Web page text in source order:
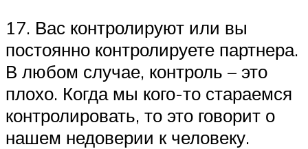
17. Вас контролируют или вы
постоянно контролируете партнера.
В любом случае, контроль – это
плохо. Когда мы кого-то стараемся
контролировать, то это говорит о
нашем недоверии к человеку.